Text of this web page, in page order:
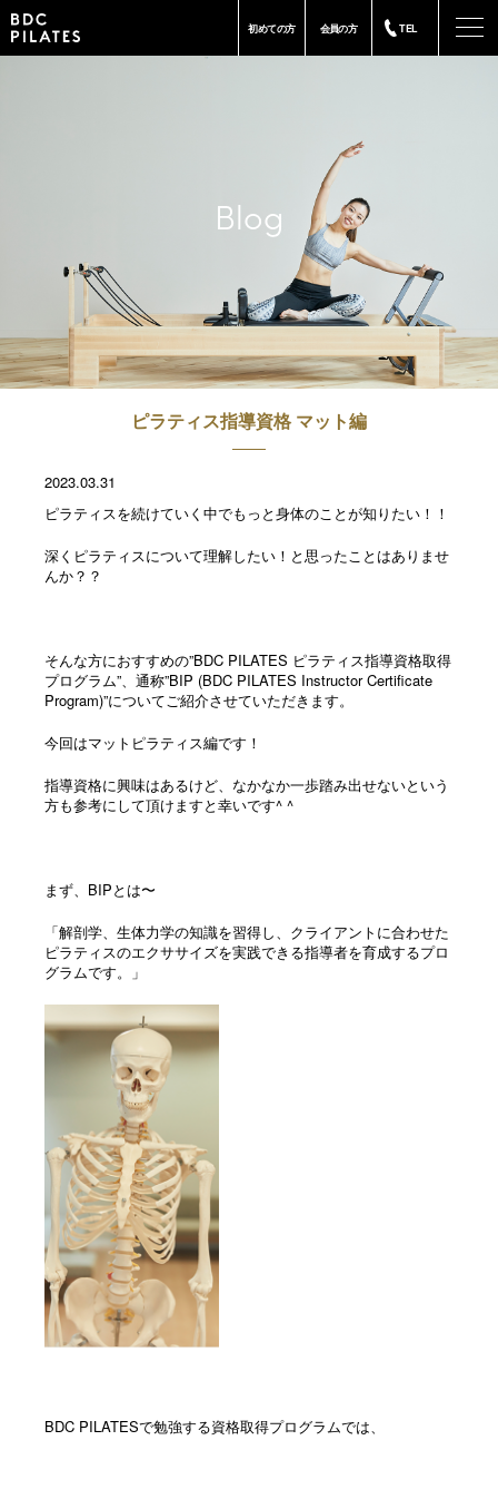
初めての方 会員の方 TEL
Blog
ピラティス指導資格 マット編
2023.03.31
ピラティスを続けていく中でもっと身体のことが知りたい！！
深くピラティスについて理解したい！と思ったことはありませ
んか？？
そんな方におすすめの”BDC PILATES ピラティス指導資格取得
プログラム”、通称”BIP (BDC PILATES Instructor Certificate
Program)”についてご紹介させていただきます。
今回はマットピラティス編です！
指導資格に興味はあるけど、なかなか一歩踏み出せないという
方も参考にして頂けますと幸いです^ ^
まず、BIPとは〜
「解剖学、生体力学の知識を習得し、クライアントに合わせた
ピラティスのエクササイズを実践できる指導者を育成するプロ
グラムです。」
BDC PILATESで勉強する資格取得プログラムでは、